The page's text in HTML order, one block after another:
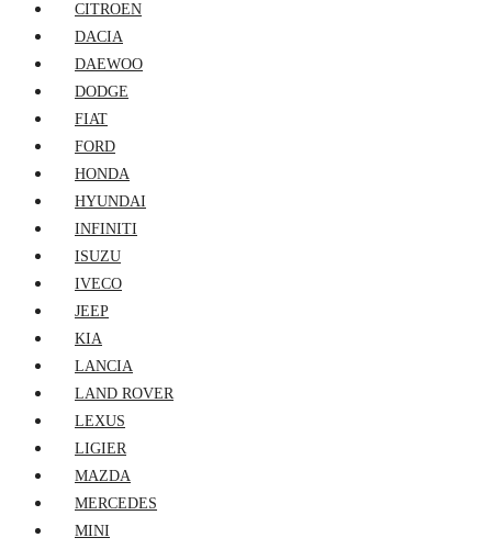
CITROEN
DACIA
DAEWOO
DODGE
FIAT
FORD
HONDA
HYUNDAI
INFINITI
ISUZU
IVECO
JEEP
KIA
LANCIA
LAND ROVER
LEXUS
LIGIER
MAZDA
MERCEDES
MINI